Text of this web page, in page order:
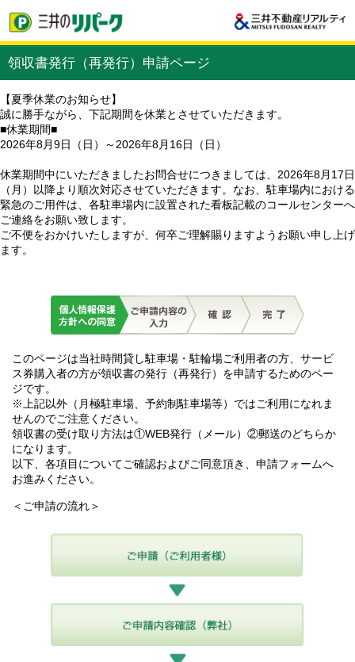
領収書発行（再発行）申請ページ
【夏季休業のお知らせ】
誠に勝手ながら、下記期間を休業とさせていただきます。
■休業期間■
2026年8月9日（日）～2026年8月16日（日）
休業期間中にいただきましたお問合せにつきましては、2026年8月17日
（月）以降より順次対応させていただきます。なお、駐車場内における
緊急のご用件は、各駐車場内に設置された看板記載のコールセンターへ
ご連絡をお願い致します。
ご不便をおかけいたしますが、何卒ご理解賜りますようお願い申し上げ
ます。
このページは当社時間貸し駐車場・駐輪場ご利用者の方、サービ
ス券購入者の方が領収書の発行（再発行）を申請するためのペー
ジです。
※上記以外（月極駐車場、予約制駐車場等）ではご利用になれま
せんのでご注意ください。
領収書の受け取り方法は①WEB発行（メール）②郵送のどちらか
になります。
以下、各項目についてご確認およびご同意頂き、申請フォームへ
お進みください。
＜ご申請の流れ＞